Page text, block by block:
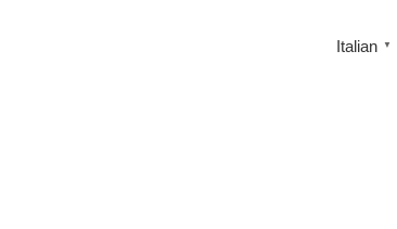
Italian ▼